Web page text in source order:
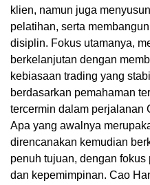
klien, namun juga
pelatihan, serta
disiplin. Fokus utamanya,
berkelanjutan dengan
kebiasaan trading yang
berdasarkan pemahaman
tercermin dalam perjalanan
Apa yang awalnya
direncanakan kemudian
penuh tujuan, dengan
dan kepemimpinan. Cao